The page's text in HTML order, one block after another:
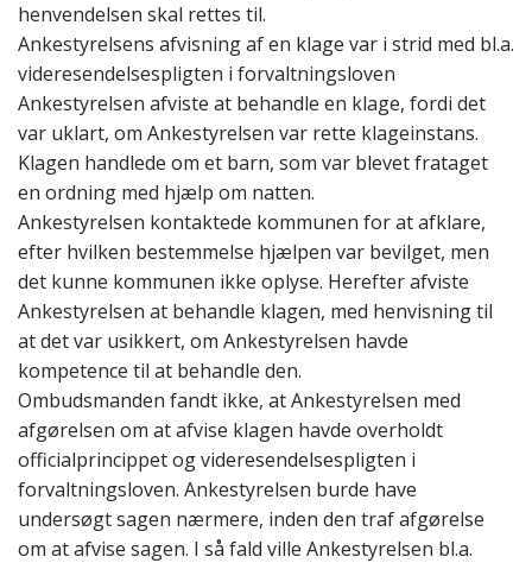
henvendelsen skal rettes til.
Ankestyrelsens afvisning af en klage var i strid med bl.a.
videresendelsespligten i forvaltningsloven
Ankestyrelsen afviste at behandle en klage, fordi det
var uklart, om Ankestyrelsen var rette klageinstans.
Klagen handlede om et barn, som var blevet frataget
en ordning med hjælp om natten.
Ankestyrelsen kontaktede kommunen for at afklare,
efter hvilken bestemmelse hjælpen var bevilget, men
det kunne kommunen ikke oplyse. Herefter afviste
Ankestyrelsen at behandle klagen, med henvisning til
at det var usikkert, om Ankestyrelsen havde
kompetence til at behandle den.
Ombudsmanden fandt ikke, at Ankestyrelsen med
afgørelsen om at afvise klagen havde overholdt
officialprincippet og videresendelsespligten i
forvaltningsloven. Ankestyrelsen burde have
undersøgt sagen nærmere, inden den traf afgørelse
om at afvise sagen. I så fald ville Ankestyrelsen bl.a.